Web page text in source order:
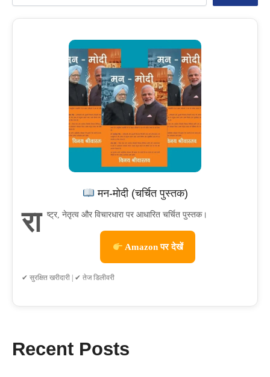
हूँ
मन-मोदी (चर्चित पुस्तक)
रा ष्ट्र, नेतृत्व और विचारधारा पर आधारित चर्चित पुस्तक।
Amazon पर देखें
✔ सुरक्षित खरीदारी | ✔ तेज डिलीवरी
Recent Posts